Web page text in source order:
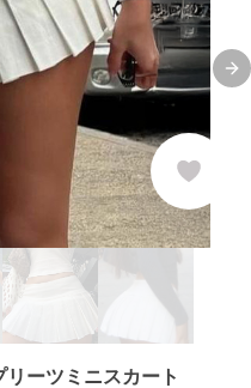
ーツミニスカート